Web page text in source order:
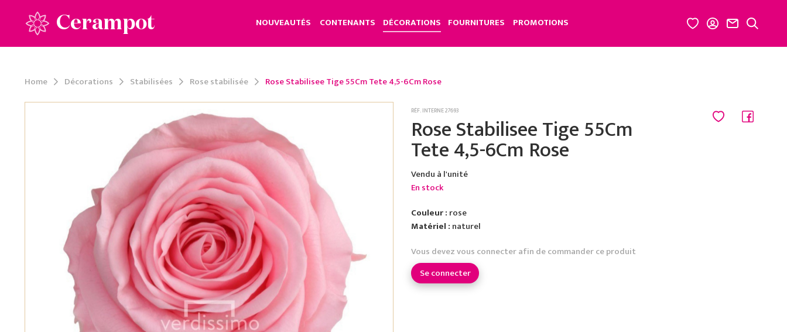
Cerampot NOUVEAUTÉS CONTENANTS DÉCORATIONS FOURNITURES PROMOTIONS
Home Décorations Stabilisées Rose stabilisée Rose Stabilisee Tige 55Cm Tete 4,5-6Cm Rose
RÉF. INTERNE 27693
Rose Stabilisee Tige 55Cm
Tete 4,5-6Cm Rose
Vendu à l'unité
En stock
Couleur : rose
Matériel : naturel
Vous devez vous connecter afin de commander ce produit
Se connecter